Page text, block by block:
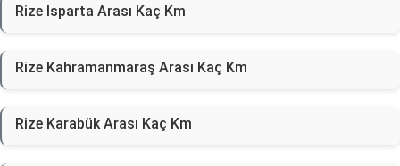
Rize Isparta Arası Kaç Km
Rize Kahramanmaraş Arası Kaç Km
Rize Karabük Arası Kaç Km